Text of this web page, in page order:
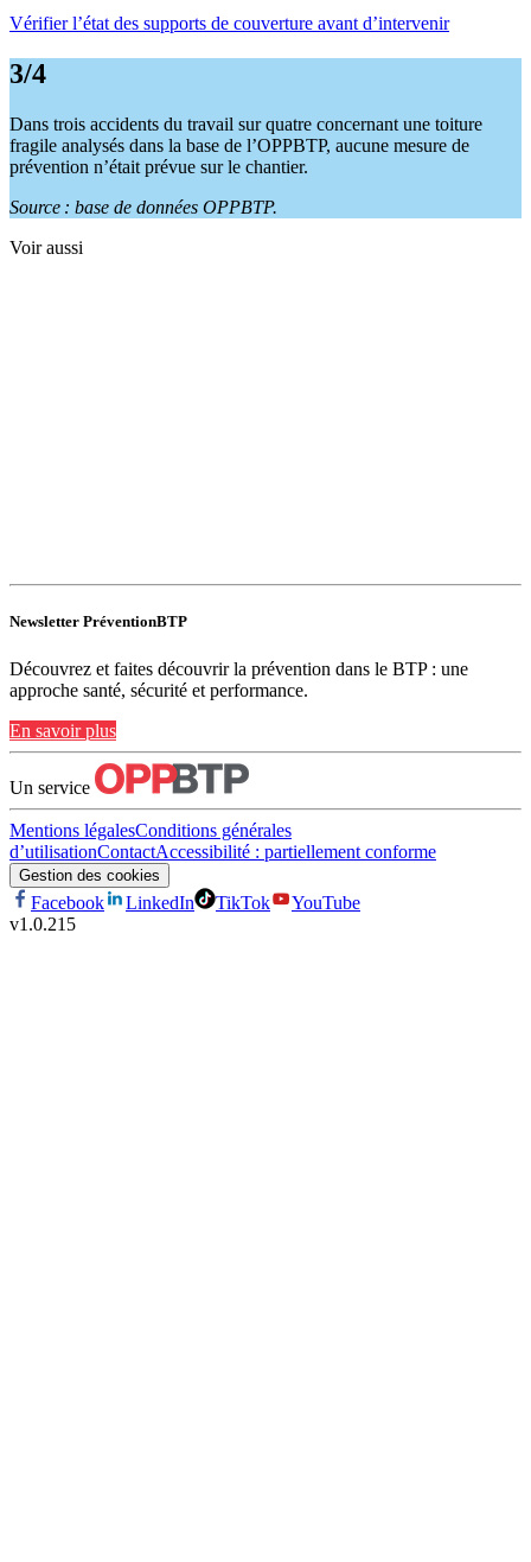
Vérifier l’état des supports de couverture avant d’intervenir
3/4
Dans trois accidents du travail sur quatre concernant une toiture
fragile analysés dans la base de l’OPPBTP, aucune mesure de
prévention n’était prévue sur le chantier.
Source : base de données OPPBTP.
Voir aussi
Newsletter PréventionBTP
Découvrez et faites découvrir la prévention dans le BTP : une
approche santé, sécurité et performance.
En savoir plus
Un service
Mentions légalesConditions générales
d’utilisationContactAccessibilité : partiellement conforme
Gestion des cookies
Facebook LinkedIn TikTok
YouTube
v1.0.215